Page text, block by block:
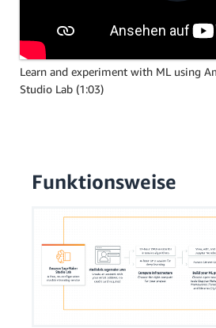
Learn and experiment with ML using
Studio Lab (1:03)
Funktionsweise